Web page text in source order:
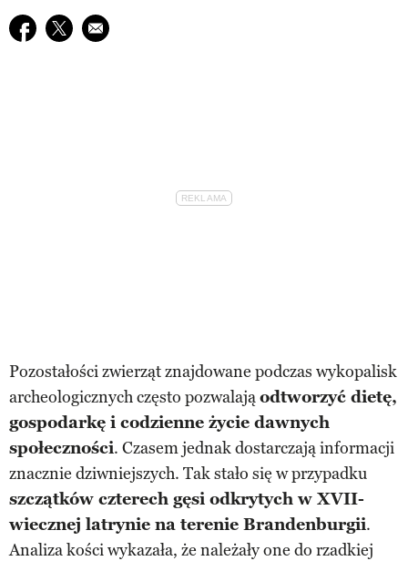
Udostępnij na facebook
Udostępnij na twitter
E-mail do przyjaciela
Pozostałości zwierząt znajdowane podczas wykopalisk
archeologicznych często pozwalająodtworzyć dietę,
gospodarkę i codzienne życie dawnych
społeczności. Czasem jednak dostarczają informacji
znacznie dziwniejszych. Tak stało się w przypadku
szczątków czterech gęsi odkrytych w XVII-
wiecznej latrynie na terenie Brandenburgii.
Analiza kości wykazała, że należały one do rzadkiej